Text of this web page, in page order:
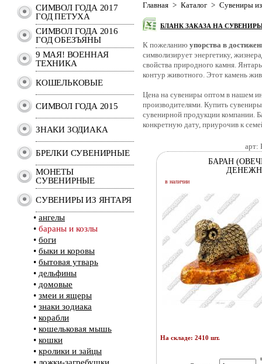
СИМВОЛ ГОДА 2017
ГОД ПЕТУХА
СИМВОЛ ГОДА 2016
ГОД ОБЕЗЪЯНЫ
9 МАЯ! ВОЕННАЯ
ТЕХНИКА
КОШЕЛЬКОВЫЕ
СИМВОЛ ГОДА 2015
ЗНАКИ ЗОДИАКА
БРЕЛКИ СУВЕНИРНЫЕ
МОНЕТЫ
СУВЕНИРНЫЕ
СУВЕНИРЫ ИЗ ЯНТАРЯ
• ангелы
• бараны и козлы
• боги
• быки и коровы
• бытовая утварь
• дельфины
• домовые
• змеи и ящеры
• знаки зодиака
• корабли
• кошельковая мышь
• кошки
• кролики и зайцы
Главная > Каталог > Сувениры
БЛАНК ЗАКАЗА НА
К пожеланию упорства в
символизирует энергетику,
свойства природного камня.
контур животного. Этот камень
Цена на сувениры оптом в нашем
производителями. Купить
сувенирной продукции компании.
конкретную дату, приурочив к
арт:
БАРАН
в наличии
На складе: 2410 шт.